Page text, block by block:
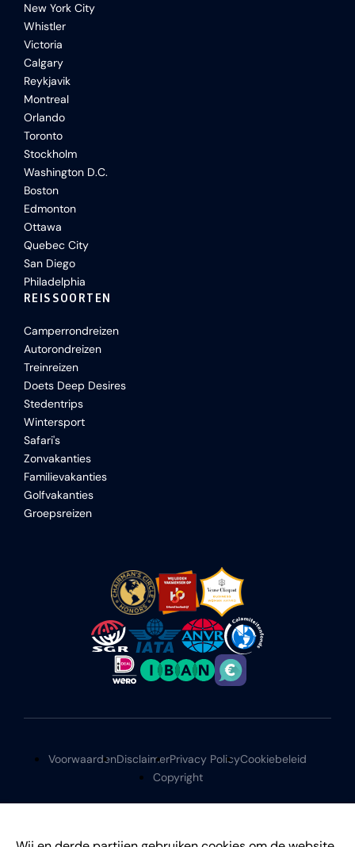
New York City
Whistler
Victoria
Calgary
Reykjavik
Montreal
Orlando
Toronto
Stockholm
Washington D.C.
Boston
Edmonton
Ottawa
Quebec City
San Diego
Philadelphia
REISSOORTEN
Camperrondreizen
Autorondreizen
Treinreizen
Doets Deep Desires
Stedentrips
Wintersport
Safari's
Zonvakanties
Familievakanties
Golfvakanties
Groepsreizen
VoorwaardenDisclaimerPrivacy PolicyCookiebeleid
Copyright